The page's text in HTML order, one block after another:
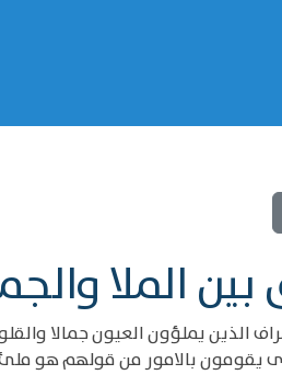
بين الملا
الذين يملؤون العيون جمالا
يقومون بالامور من قولهم هو ملئ